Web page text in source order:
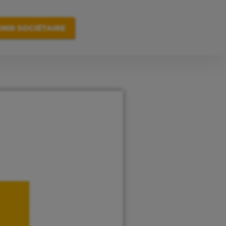
SOCIÉTAIRE